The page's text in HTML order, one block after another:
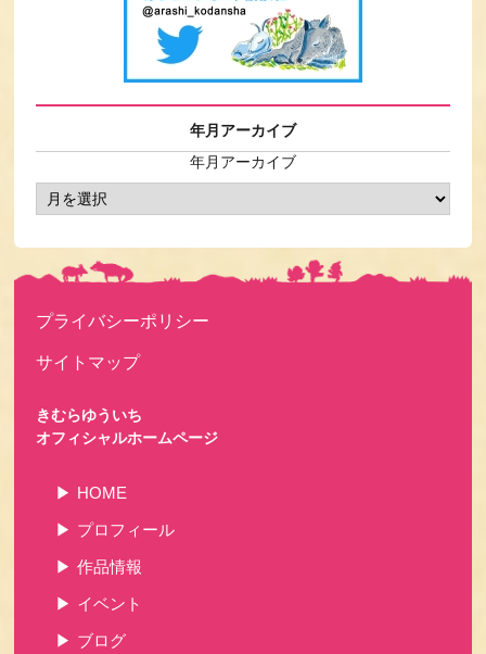
年月アーカイブ
年月アーカイブ
プライバシーポリシー
サイトマップ
きむらゆういち
オフィシャルホームページ
HOME
プロフィール
作品情報
イベント
ブログ